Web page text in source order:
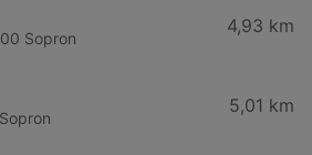
Sopron
4,93 km
5,01 km